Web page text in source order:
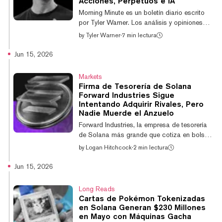
Gerente y Analista Senior de Investigación de
Benchmark-StoneX, Mark Palmer, dijo q...
Morning Minute es un boletín diario escrito
por Tyler Warner. Los análisis y opiniones
expresadas son suyas y no necesariamente
díaas! Las noticias principales de hoy: Los
criptoactivos principales caen 2-3% antes
de la primera reunión del FOMC de Warsh;
BTC en $64.800 El STRC de Saylor cae a
$91,80, su nivel más bajo de...
by Tyler Warner·7 min lectura
Jun 15, 2026
Markets
Firma de Tesorería de Solana
Forward Industries Sigue
Intentando Adquirir Rivales, Pero
Nadie Muerde el Anzuelo
Forward Industries, la empresa de tesorería
de Solana más grande que cotiza en bolsa,
fue rechazada en sus ofertas de adquisición
negocios totalmente en acciones, en las que
los accionistas de Solana Company (HSDT)
y Brera Holdings (SLMT) recibirían acciones
by Logan Hitchcock·2 min lectura
Jun 15, 2026
Long Reads
Cartas de Pokémon Tokenizadas
en Solana Generan $230 Millones
en Mayo con Máquinas Gacha